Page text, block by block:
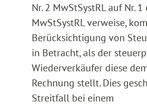
Nr. 2 MwStSystRL auf Nr.
MwStSystRL verweise,
Berücksichtigung von
in Betracht, als der
Wiederverkäufer diese
Rechnung stellt. Dies
Streitfall bei einem